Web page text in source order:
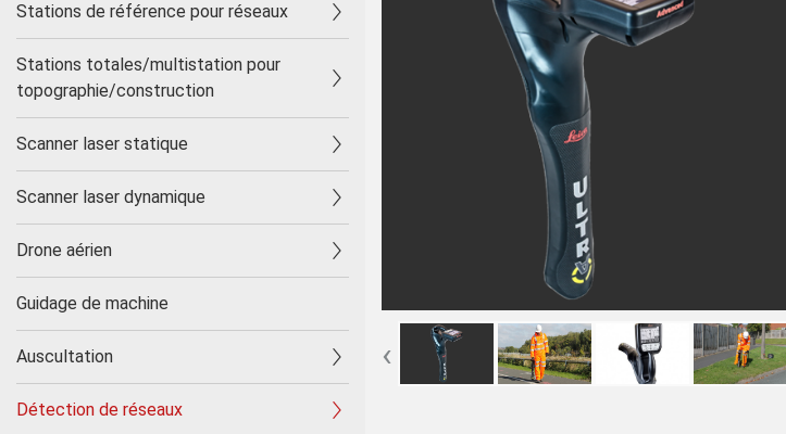
Stations de référence pour réseaux
Stations totales/multistation pour
topographie/construction
Scanner laser statique
Scanner laser dynamique
Drone aérien
Guidage de machine
Auscultation
Détection de réseaux
‹